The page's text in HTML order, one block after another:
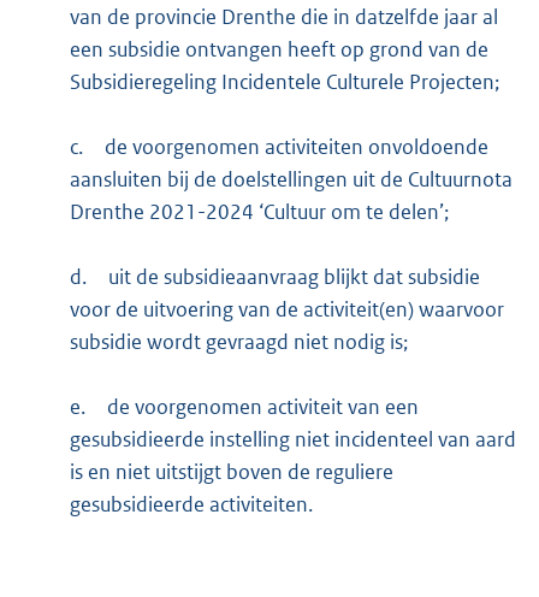
van de provincie Drenthe die in datzelfde jaar al
een subsidie ontvangen heeft op grond van de
Subsidieregeling Incidentele Culturele Projecten;
c.
de voorgenomen activiteiten onvoldoende
aansluiten bij de doelstellingen uit de Cultuurnota
Drenthe 2021-2024 ‘Cultuur om te delen’;
d.
uit de subsidieaanvraag blijkt dat subsidie
voor de uitvoering van de activiteit(en) waarvoor
subsidie wordt gevraagd niet nodig is;
e.
de voorgenomen activiteit van een
gesubsidieerde instelling niet incidenteel van aard
is en niet uitstijgt boven de reguliere
gesubsidieerde activiteiten.